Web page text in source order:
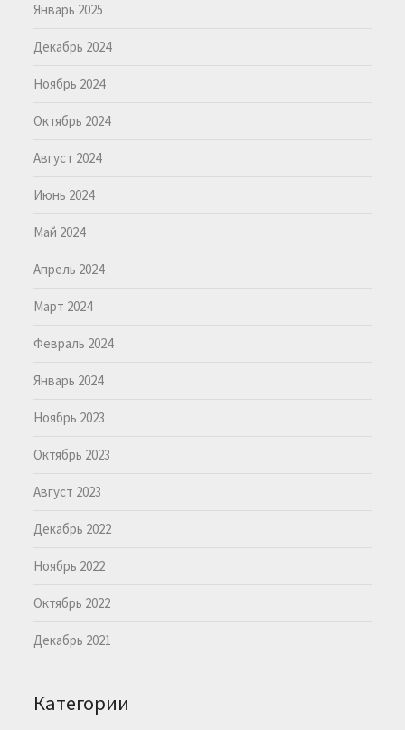
Январь 2025
Декабрь 2024
Ноябрь 2024
Октябрь 2024
Август 2024
Июнь 2024
Май 2024
Апрель 2024
Март 2024
Февраль 2024
Январь 2024
Ноябрь 2023
Октябрь 2023
Август 2023
Декабрь 2022
Ноябрь 2022
Октябрь 2022
Декабрь 2021
Категории